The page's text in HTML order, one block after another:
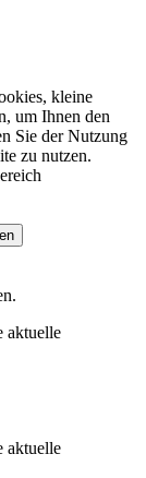
kleine
um Ihnen den
Sie der Nutzung
zu nutzen.
aktuelle
aktuelle